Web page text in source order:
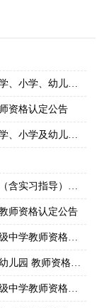
2025年下半年昆明市晋宁区教育体育局初级中学、小学、幼儿园教师资格认定公告
资格认定公告
2025年下半年昆明市呈贡区教育体育局初级中学、小学及幼儿园教师资格认定公告
2025年下半年昆明市高级中学和中等职业学校（含实习指导）教师资格认定公告
师资格认定公告
2025年下半年昆明市寻甸县幼儿园、小学、初级中学教师资格认定公告
2025年下半年昆明市盘龙区初级中学、小学及幼儿园 教师资格认定公告
2025年下半年昆明市嵩明县幼儿园、小学和初级中学教师资格认定公告